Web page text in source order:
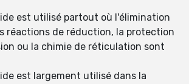
est utilisé partout où l'élimination
réactions de réduction, la protection
ou la chimie de réticulation sont
est largement utilisé dans la